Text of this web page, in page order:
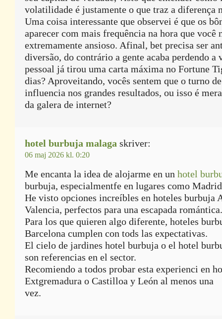
volatilidade é justamente o que traz a diferença
Uma coisa interessante que observei é que os
aparecer com mais frequência na hora que você
extremamente ansioso. Afinal, bet precisa ser
diversão, do contrário a gente acaba perdendo a
pessoal já tirou uma carta máxima no Fortune
dias? Aproveitando, vocês sentem que o turno
influencia nos grandes resultados, ou isso é
da galera de internet?
hotel burbuja malaga skriver:
06 maj 2026 kl. 0:20
Me encanta la idea de alojarme en un hotel
burbuja, especialmentfe en lugares como
He visto opciones increíbles en hoteles burbuja
Valencia, perfectos para una escapada romántica.
Para los que quieren algo diferente, hoteles
Barcelona cumplen con tods las expectativas.
El cielo de jardines hotel burbuja o el hotel
son referencias en el sector.
Recomiendo a todos probar esta experienci en
Extgremadura o Castilloa y León al menos una
vez.